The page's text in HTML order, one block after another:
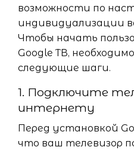
возможности по
индивидуализации
Чтобы начать
Google ТВ,
следующие шаги.
1. Подключите
интернету
Перед установкой
что ваш телевизор